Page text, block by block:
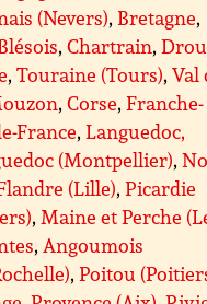
(Nevers), Bretagne,
,Chartrain,
,Touraine (Tours),Val
,Corse,Franche-
France,Languedoc,
(Montpellier),
(Lille),Picardie
, Maine et Perche
, Angoumois
,Poitou